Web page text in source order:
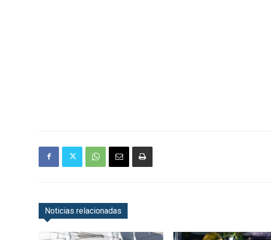
Noticias relacionadas